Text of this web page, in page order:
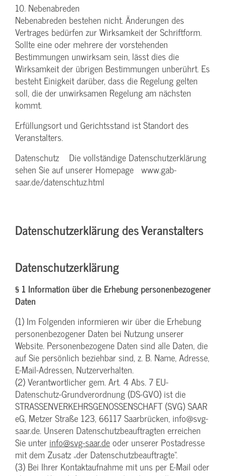
10. Nebenabreden
Nebenabreden bestehen nicht. Änderungen des
Vertrages bedürfen zur Wirksamkeit der Schriftform.
Sollte eine oder mehrere der vorstehenden
Bestimmungen unwirksam sein, lässt dies die
Wirksamkeit der übrigen Bestimmungen unberührt. Es
besteht Einigkeit darüber, dass die Regelung gelten
soll, die der unwirksamen Regelung am nächsten
kommt.
Erfüllungsort und Gerichtsstand ist Standort des
Veranstalters.
Datenschutz Die vollständige Datenschutzerklärung
sehen Sie auf unserer Homepage www.gab-
saar.de/datenschtuz.html
Datenschutzerklärung des Veranstalters
Datenschutzerklärung
§ 1 Information über die Erhebung personenbezogener
Daten
(1) Im Folgenden informieren wir über die Erhebung
personenbezogener Daten bei Nutzung unserer
Website. Personenbezogene Daten sind alle Daten, die
auf Sie persönlich beziehbar sind, z. B. Name, Adresse,
E-Mail-Adressen, Nutzerverhalten.
(2) Verantwortlicher gem. Art. 4 Abs. 7 EU-
Datenschutz-Grundverordnung (DS-GVO) ist die
STRASSENVERKEHRSGENOSSENSCHAFT (SVG) SAAR
eG, Metzer Straße 123, 66117 Saarbrücken, info@svg-
saar.de. Unseren Datenschutzbeauftragten erreichen
Sie unter info@svg-saar.deoder unserer Postadresse
mit dem Zusatz „der Datenschutzbeauftragte“.
(3) Bei Ihrer Kontaktaufnahme mit uns per E-Mail oder